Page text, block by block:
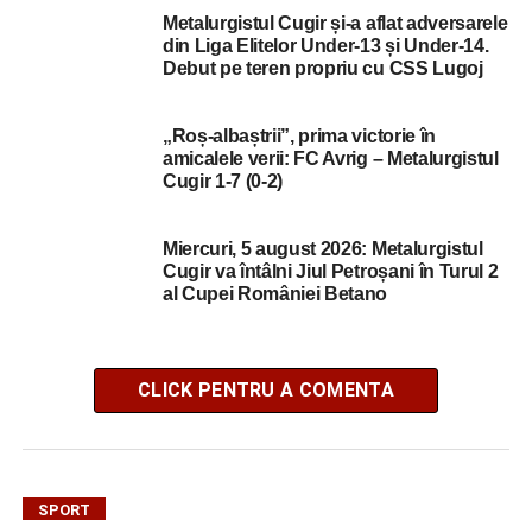
Metalurgistul Cugir și-a aflat adversarele
din Liga Elitelor Under-13 și Under-14.
Debut pe teren propriu cu CSS Lugoj
„Roș-albaștrii”, prima victorie în
amicalele verii: FC Avrig – Metalurgistul
Cugir 1-7 (0-2)
Miercuri, 5 august 2026: Metalurgistul
Cugir va întâlni Jiul Petroșani în Turul 2
al Cupei României Betano
CLICK PENTRU A COMENTA
SPORT